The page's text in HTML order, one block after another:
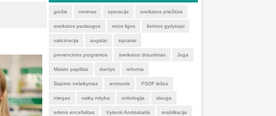
grožis nerimas operacija sveikatos priežiūra
sveikatos paslaugos retos ligos šeimos gydytojai
vakcinacija augalai sąnariai
prevencinės programos sveikatos draudimas Joga
Maisto papildai dantys reforma
šlapimo nelaikymas antsvoris PSDF lėšos
miegas vaikų mityba onkologija slauga
erkinis encefalitas Vytenis Andriukaitis reabilitacija